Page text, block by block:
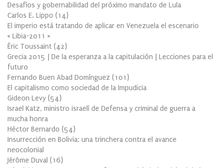
Desafíos y gobernabilidad del próximo mandato de Lula
Carlos E. Lippo (14)
El imperio está tratando de aplicar en Venezuela el escenario
« Libia-2011 »
Éric Toussaint (42)
Grecia 2015 | De la esperanza a la capitulación | Lecciones para el
futuro
Fernando Buen Abad Domínguez (101 )
El capitalismo como sociedad de la Impudicia
Gideon Levy (54)
Israel Katz, ministro israelí de Defensa y criminal de guerra a
mucha honra
Héctor Bernardo (54)
Insurrección en Bolivia: una trinchera contra el avance
neocolonial
Jérôme Duval (16)